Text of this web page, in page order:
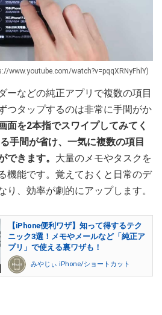
www.youtube.com/watch?v=pqqXRNyFhlY)
ーなどの純正アプリで複数の項目
つタップするのは非常に手間がか
面を2本指でスワイプしてみてく
手間が省け、一気に複数の項目
できます。 大量のメモやタスクを
機能です。覚えておくと日常のデ
り、効率が劇的にアップします。
【iPhone便利ワザ】知って得するテク
ニック3選！メモやメールなど「純正ア
プリ」で使える裏ワザも！
みやじぃ iPhone/ショートカット